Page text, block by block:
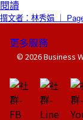
閱讀
撰文者：林秀娟 ｜
更多服務
© 2026 Business